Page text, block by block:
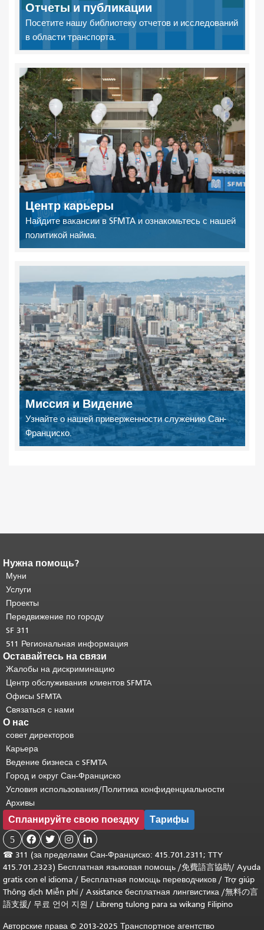
Отчеты и публикации
Посетите нашу библиотеку отчетов и исследований
в области транспорта.
Центр карьеры
Найдите вакансии в SFMTA и ознакомьтесь с нашей
политикой найма.
Миссия и Видение
Узнайте о нашей приверженности служению Сан-
Франциско.
Конец содержимого
страницы.
страницы повторяется на каждой
странице.
основного содержимого .
Нужна помощь?
Муни
Услуги
Проекты
Передвижение по городу
SF 311
511 Региональная информация
Оставайтесь на связи
Жалобы на дискриминацию
Центр обслуживания клиентов SFMTA
Офисы SFMTA
Связаться с нами
О нас
совет директоров
Карьера
Ведение бизнеса с SFMTA
Город и округ Сан-Франциско
Условия использования/Политика конфиденциальности
Архивы
Спланируйте свою поездку Тарифы
5    
☎ 311 (за пределами Сан-Франциско: 415.701.2311; TTY
415.701.2323) Бесплатная языковая помощь /免費語言協助/ Ayuda
gratis con el idioma / Бесплатная помощь переводчиков / Trợ giúp
Thông dịch Miễn phí/ Assistance бесплатная лингвистика /無料の言
語支援/ 무료 언어 지원 / Libreng tulong para sa wikang Filipino
Авторские права © 2013-2025 Транспортное агентство